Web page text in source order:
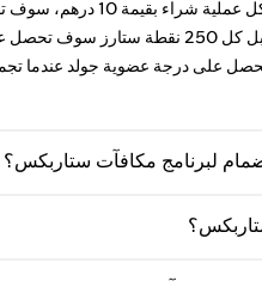
على مكافآت. عند كل عملية شراء
4 نقاط ستارز. مقابل كل 250 نقطة ستارز سوف
لبرنامج مكافآت ستاربكس؟